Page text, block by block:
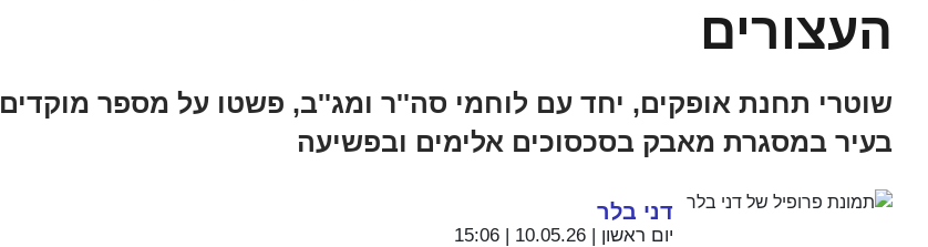
העצורים
שוטרי תחנת אופקים, יחד עם לוחמי סה''ר ומג''ב, פשטו על מספר מוקדים
בעיר במסגרת מאבק בסכסוכים אלימים ובפשיעה
דני בלר
יום ראשון | 10.05.26 | 15:06